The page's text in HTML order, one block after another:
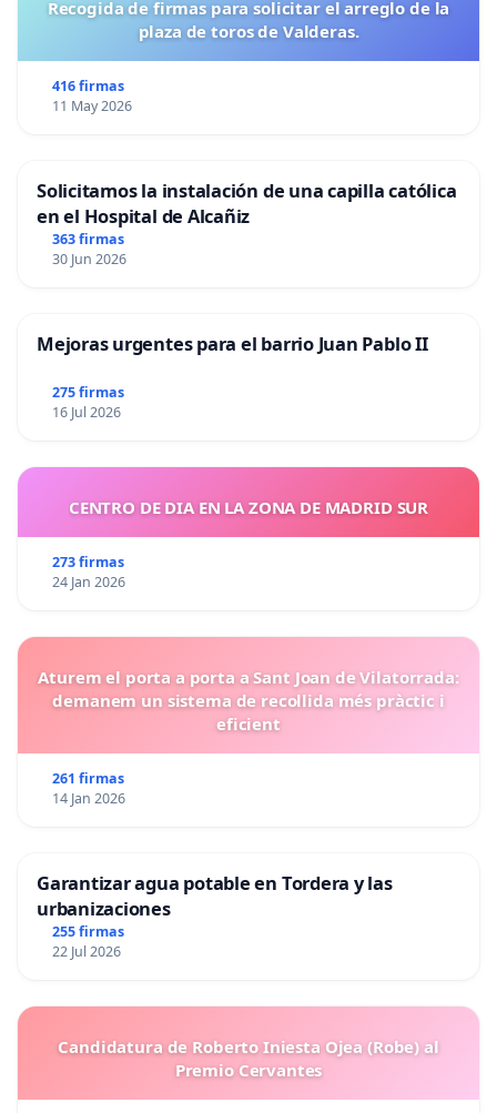
Recogida de firmas para solicitar el arreglo de la
plaza de toros de Valderas.
416 firmas
11 May 2026
Solicitamos la instalación de una capilla católica
en el Hospital de Alcañiz
363 firmas
30 Jun 2026
Mejoras urgentes para el barrio Juan Pablo II
275 firmas
16 Jul 2026
CENTRO DE DIA EN LA ZONA DE MADRID SUR
273 firmas
24 Jan 2026
Aturem el porta a porta a Sant Joan de Vilatorrada:
demanem un sistema de recollida més pràctic i
eficient
261 firmas
14 Jan 2026
Garantizar agua potable en Tordera y las
urbanizaciones
255 firmas
22 Jul 2026
Candidatura de Roberto Iniesta Ojea (Robe) al
Premio Cervantes